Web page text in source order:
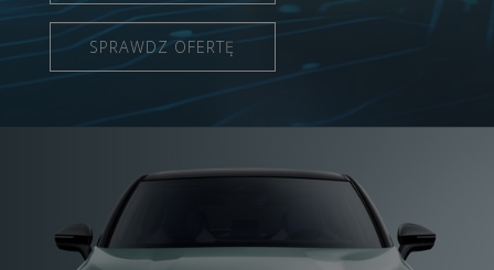
SPRAWDZ OFERTĘ